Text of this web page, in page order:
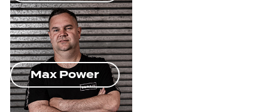
Max Power